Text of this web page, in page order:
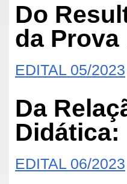
Do
da
EDITAL 05/2023
Da
Didática:
EDITAL 06/2023